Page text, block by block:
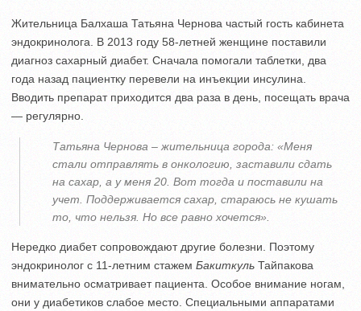
Жительница Балхаша Татьяна Чернова частый гость кабинета
эндокринолога. В 2013 году 58-летней женщине поставили
диагноз сахарный диабет. Сначала помогали таблетки, два
года назад пациентку перевели на инъекции инсулина.
Вводить препарат приходится два раза в день, посещать врача
— регулярно.
Татьяна Чернова – жительница города: «Меня
стали отправлять в онкологию, заставили сдать
на сахар, а у меня 20. Вот тогда и поставили на
учет. Поддерживается сахар, стараюсь не кушать
то, что нельзя. Но все равно хочется».
Нередко диабет сопровождают другие болезни. Поэтому
эндокринолог с 11-летним стажем Бакиткуль Тайпакова
внимательно осматривает пациента. Особое внимание ногам,
они у диабетиков слабое место. Специальными аппаратами